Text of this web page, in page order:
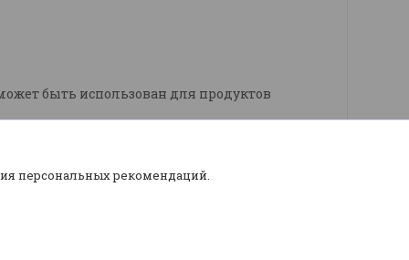
быть использован для продуктов
персональных рекомендаций.